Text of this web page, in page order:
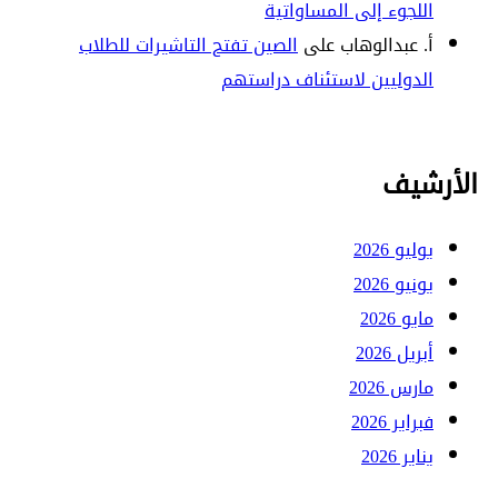
اللجوء إلى المساواتية
أ. عبدالوهابعلىالصين تفتح التاشيرات للطلاب
الدوليين لاستئناف دراستهم
الأرشيف
يوليو 2026
يونيو 2026
مايو 2026
أبريل 2026
مارس 2026
فبراير 2026
يناير 2026